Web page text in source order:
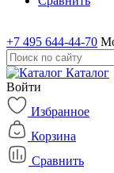
+7 495 644-44-70
Каталог
Войти
Избранное
Корзина
Сравнить